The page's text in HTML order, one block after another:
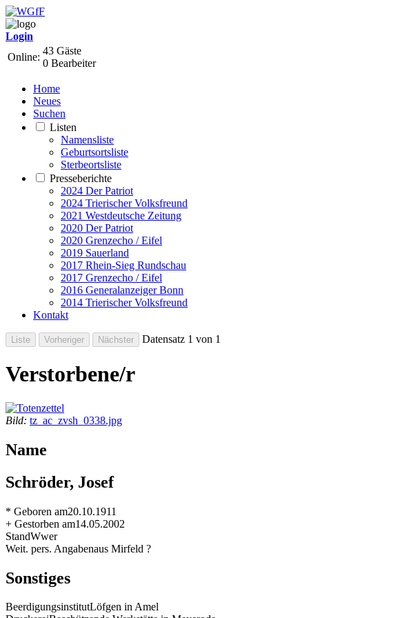
Login
Online:
43 Gäste
0 Bearbeiter
Home
Neues
Suchen
Listen
Namensliste
Geburtsortsliste
Sterbeortsliste
Presseberichte
2024 Der Patriot
2024 Trierischer Volksfreund
2021 Westdeutsche Zeitung
2020 Der Patriot
2020 Grenzecho / Eifel
2019 Sauerland
2017 Rhein-Sieg Rundschau
2017 Grenzecho / Eifel
2016 Generalanzeiger Bonn
2014 Trierischer Volksfreund
Kontakt
Datensatz 1 von 1
Verstorbene/r
Bild: tz_ac_zvsh_0338.jpg
Name
Schröder, Josef
* Geboren am20.10.1911
+ Gestorben am14.05.2002
StandWwer
Weit. pers. Angabenaus Mirfeld ?
Sonstiges
BeerdigungsinstitutLöfgen in Amel